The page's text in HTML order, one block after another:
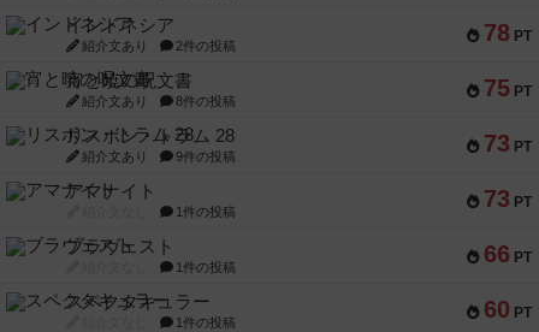
78 PT
インドネシア
紹介文あり 2件の投稿
75 PT
宵と暁の呪文書
紹介文あり 8件の投稿
73 PT
リスボン・トラム 28
紹介文あり 9件の投稿
73 PT
アマナイト
1件の投稿
66 PT
ブラヴェスト
1件の投稿
60 PT
スペクタキュラー
1件の投稿